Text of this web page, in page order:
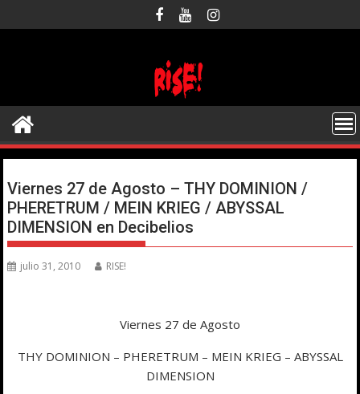
al
Viernes 27 de Agosto – THY DOMINION /
PHERETRUM / MEIN KRIEG / ABYSSAL
DIMENSION en Decibelios
julio 31, 2010 RISE!
Viernes 27 de Agosto
THY DOMINION – PHERETRUM – MEIN KRIEG – ABYSSAL
DIMENSION